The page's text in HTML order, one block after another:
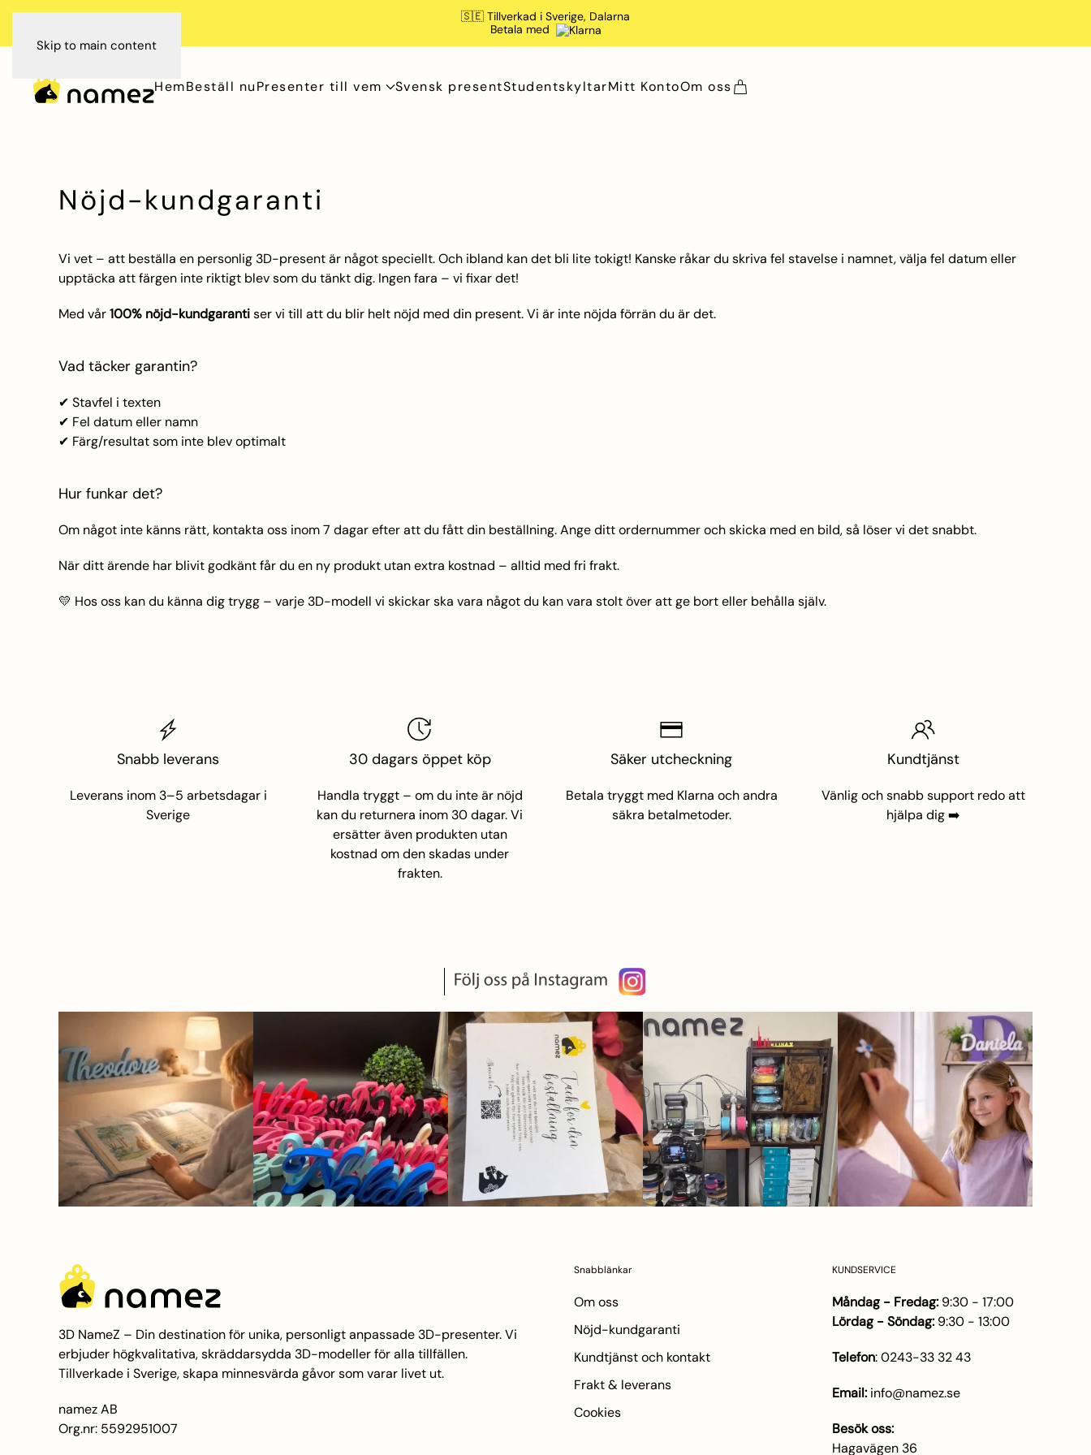
Skip to main content
🇸🇪 Tillverkad i Sverige, Dalarna
Betala med
HemBeställ nuPresenter till vem Svensk presentStudentskyltarMitt KontoOm oss
Nöjd-kundgaranti
Vi vet – att beställa en personlig 3D-present är något speciellt. Och ibland kan det bli lite tokigt! Kanske råkar du skriva fel stavelse i namnet, välja fel datum eller
upptäcka att färgen inte riktigt blev som du tänkt dig. Ingen fara – vi fixar det!
Med vår100% nöjd-kundgarantiser vi till att du blir helt nöjd med din present. Vi är inte nöjda förrän du är det.
Vad täcker garantin?
✔ Stavfel i texten
✔ Fel datum eller namn
✔ Färg/resultat som inte blev optimalt
Hur funkar det?
Om något inte känns rätt, kontakta oss inom 7 dagar efter att du fått din beställning. Ange ditt ordernummer och skicka med en bild, så löser vi det snabbt.
När ditt ärende har blivit godkänt får du en ny produkt utan extra kostnad – alltid med fri frakt.
💛 Hos oss kan du känna dig trygg – varje 3D-modell vi skickar ska vara något du kan vara stolt över att ge bort eller behålla själv.
Snabb leverans
Leverans inom 3–5 arbetsdagar i
Sverige
30 dagars öppet köp
Handla tryggt – om du inte är nöjd
kan du returnera inom 30 dagar. Vi
ersätter även produkten utan
kostnad om den skadas under
frakten.
Säker utcheckning
Betala tryggt med Klarna och andra
säkra betalmetoder.
Kundtjänst
Vänlig och snabb support redo att
hjälpa dig➡️
namez
3D NameZ – Din destination för unika, personligt anpassade 3D-presenter. Vi
erbjuder högkvalitativa, skräddarsydda 3D-modeller för alla tillfällen.
Tillverkade i Sverige, skapa minnesvärda gåvor som varar livet ut.
namez AB
Org.nr: 5592951007
Snabblänkar
Om oss
Nöjd-kundgaranti
Kundtjänst och kontakt
Frakt & leverans
Cookies
KUNDSERVICE
Måndag - Fredag:9:30 - 17:00
Lördag - Söndag:9:30 - 13:00
Telefon:0243-33 32 43
Email: info@namez.se
Besök oss:
Hagavägen 36